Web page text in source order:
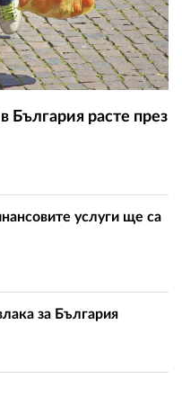
България расте през
услуги ще са
за България